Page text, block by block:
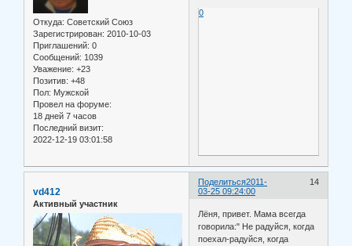
Откуда: Советский Союз
Зарегистрирован: 2010-10-03
Приглашений: 0
Сообщений: 1039
Уважение: +23
Позитив: +48
Пол: Мужской
Провел на форуме:
18 дней 7 часов
Последний визит:
2022-12-19 03:01:58
0
Поделиться 14
2011-
03-25 09:24:00
vd412
Активный участник
Лёня, привет. Мама всегда
говорила:" Не радуйся, когда
поехал-радуйся, когда